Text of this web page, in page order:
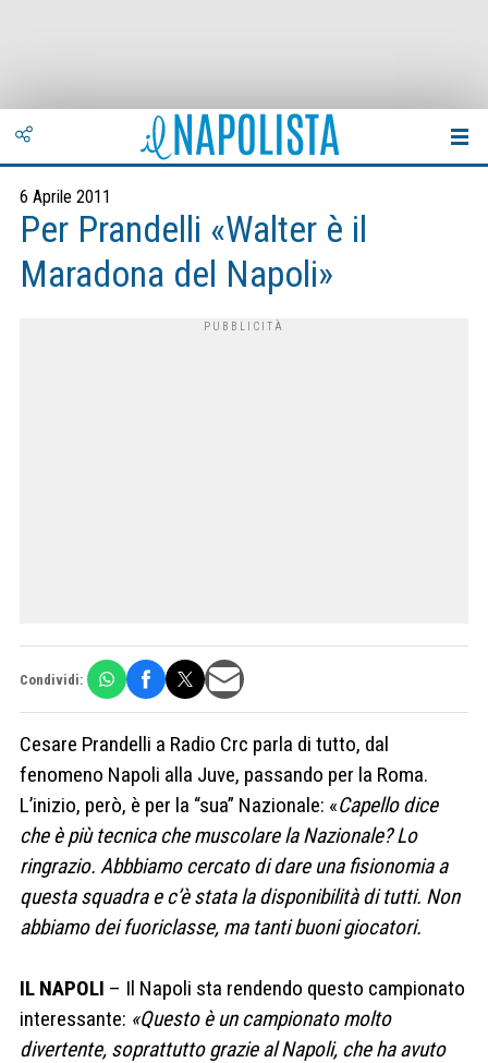
6 Aprile 2011
Per Prandelli «Walter è il
Maradona del Napoli»
Condividi:
Cesare Prandelli a Radio Crc parla di tutto, dal
fenomeno Napoli alla Juve, passando per la Roma.
L’inizio, però, è per la “sua” Nazionale: «Capello dice
che è più tecnica che muscolare la Nazionale? Lo
ringrazio. Abbbiamo cercato di dare una fisionomia a
questa squadra e c’è stata la disponibilità di tutti. Non
abbiamo dei fuoriclasse, ma tanti buoni giocatori.
IL NAPOLI – Il Napoli sta rendendo questo campionato
interessante: «Questo è un campionato molto
divertente, soprattutto grazie al Napoli, che ha avuto